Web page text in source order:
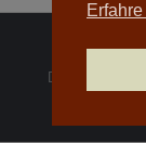
Dachdeckerei